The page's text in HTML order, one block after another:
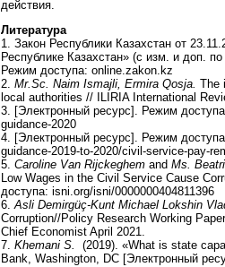
действия.
Литература
1. Закон Республики Казахстан от
Республике Казахстан» (с изм. и доп.
Режим доступа: online.zakon.kz
2. Mr.Sc. Nаim Ismаjli, Ermirа Qоsja. The
lоcal authorities // ILIRIA International
3. [Электронный ресурс]. Режим
guidance-2020
4. [Электронный ресурс]. Режим
guidance-2019-to-2020/civil-service-pay-
5. Caroline Van Rijckeghem and Ms.
Low Wages in the Civil Service Cause
доступа: isni.org/isni/0000000404811396
6.Asli Demirgüç-Kunt Michael Lokshin
Corruption//Policy Research Working
Chief Economist April 2021.
7. Khemani S.
(2019). «What is state
Bank, Washington, DC [Электронный